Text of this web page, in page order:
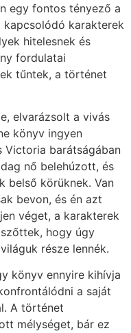
egy fontos tényező a
karakterek
hitelesnek és
fordulatai
tűntek, a történet
elvarázsolt a vivás
könyv ingyen
Victoria barátságában
nő belehúzott, és
belső körüknek. Van
bevon, és én azt
véget, a karakterek
hogy úgy
része lennék.
könyv ennyire kihívja
a saját
A történet
mélységet, bár ez